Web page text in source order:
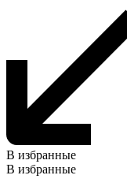
В избранные
В избранные